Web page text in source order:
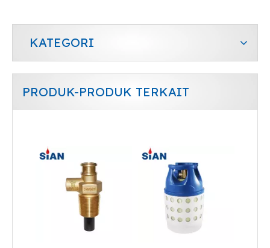
KATEGORI
PRODUK-PRODUK TERKAIT
Sian d20 lpg silinder katup kompak kitcen katup penutup propana tutup sendiri